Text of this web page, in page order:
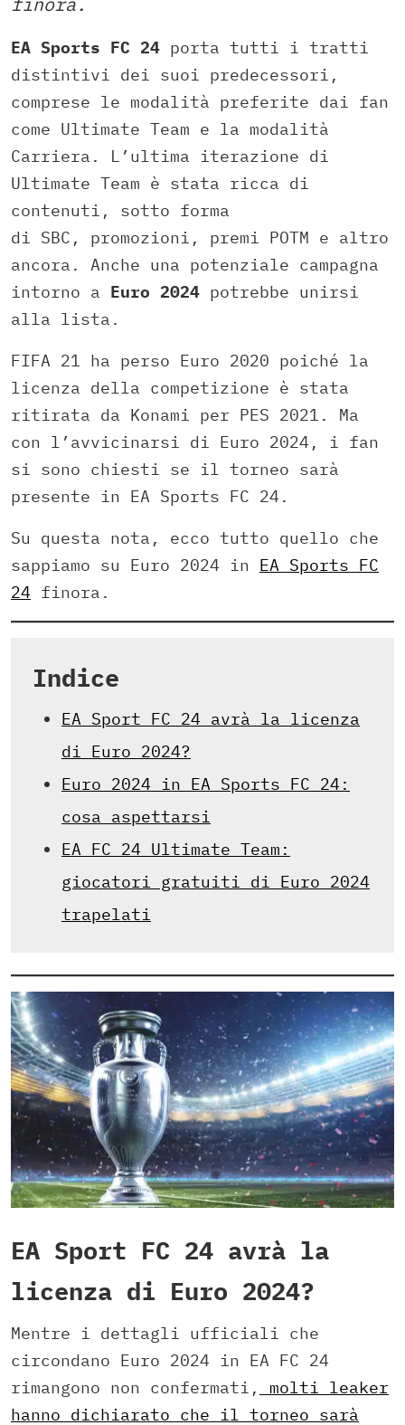
EA Sports FC 24 porta tutti i tratti
distintivi dei suoi predecessori,
comprese le modalità preferite dai fan
come Ultimate Team e la modalità
Carriera. L’ultima iterazione di
Ultimate Team è stata ricca di
contenuti, sotto forma
di SBC, promozioni, premi POTM e altro
ancora. Anche una potenziale campagna
intorno a Euro 2024 potrebbe unirsi
alla lista.
FIFA 21 ha perso Euro 2020 poiché la
licenza della competizione è stata
ritirata da Konami per PES 2021. Ma
con l’avvicinarsi di Euro 2024, i fan
si sono chiesti se il torneo sarà
presente in EA Sports FC 24.
Su questa nota, ecco tutto quello che
sappiamo su Euro 2024 in EA Sports FC
24 finora.
Indice
EA Sport FC 24 avrà la licenza
di Euro 2024?
Euro 2024 in EA Sports FC 24:
cosa aspettarsi
EA FC 24 Ultimate Team:
giocatori gratuiti di Euro 2024
trapelati
EA Sport FC 24 avrà la
licenza di Euro 2024?
Mentre i dettagli ufficiali che
circondano Euro 2024 in EA FC 24
rimangono non confermati,
molti leaker
hanno dichiarato che il torneo sarà